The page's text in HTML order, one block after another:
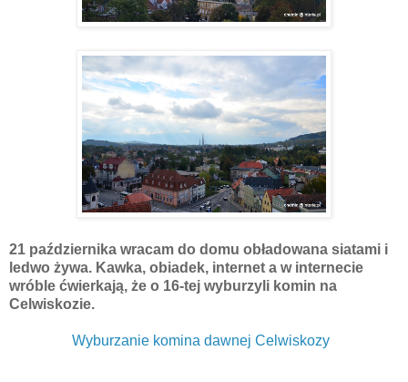
21 października wracam do domu obładowana siatami i
ledwo żywa. Kawka, obiadek, internet a w internecie
wróble ćwierkają, że o 16-tej wyburzyli komin na
Celwiskozie.
Wyburzanie komina dawnej Celwiskozy